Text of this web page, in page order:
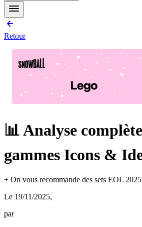
Retour
📊 Analyse
gammes Icons &
+ On vous recommande des sets EOL
Le 19/11/2025,
par